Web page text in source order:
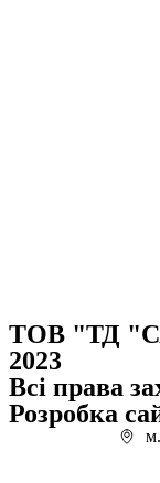
ТОВ "ТД
2023
Всі права
Розробка